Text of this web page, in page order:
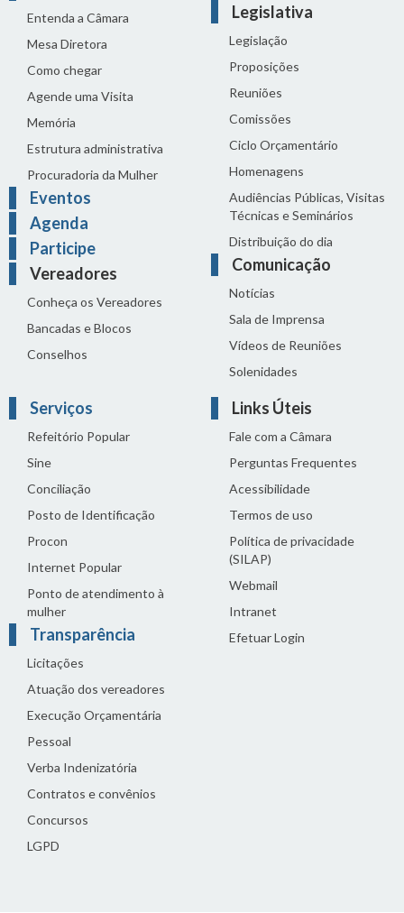
Entenda a Câmara
Mesa Diretora
Como chegar
Agende uma Visita
Memória
Estrutura administrativa
Procuradoria da Mulher
Eventos
Agenda
Participe
Vereadores
Conheça os Vereadores
Bancadas e Blocos
Conselhos
Legislativa
Legislação
Proposições
Reuniões
Comissões
Ciclo Orçamentário
Homenagens
Audiências Públicas, Visitas
Técnicas e Seminários
Distribuição do dia
Comunicação
Notícias
Sala de Imprensa
Vídeos de Reuniões
Solenidades
Serviços
Refeitório Popular
Sine
Conciliação
Posto de Identificação
Procon
Internet Popular
Ponto de atendimento à
mulher
Transparência
Licitações
Atuação dos vereadores
Execução Orçamentária
Pessoal
Verba Indenizatória
Contratos e convênios
Concursos
LGPD
Links Úteis
Fale com a Câmara
Perguntas Frequentes
Acessibilidade
Termos de uso
Política de privacidade
(SILAP)
Webmail
Intranet
Efetuar Login